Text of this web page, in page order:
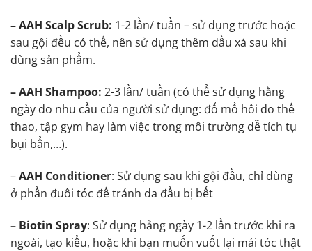
– AAH Scalp Scrub: 1-2 lần/ tuần – sử dụng trước hoặc
sau gội đều có thể, nên sử dụng thêm dầu xả sau khi
dùng sản phẩm.
– AAH Shampoo: 2-3 lần/ tuần (có thể sử dụng hằng
ngày do nhu cầu của người sử dụng: đổ mồ hôi do thể
thao, tập gym hay làm việc trong môi trường dễ tích tụ
bụi bẩn,…).
–AAH Conditioner: Sử dụng sau khi gội đầu, chỉ dùng
ở phần đuôi tóc để tránh da đầu bị bết
– Biotin Spray: Sử dụng hằng ngày 1-2 lần trước khi ra
ngoài, tạo kiểu, hoặc khi bạn muốn vuốt lại mái tóc thật